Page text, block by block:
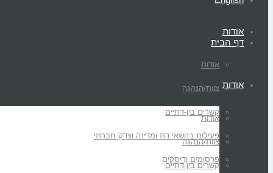
אודות
אודות
צוות/הנהגה
קשרים בין-דתיים
פעילות בנושאי דת ומדינה וצדק חברתי
פרסומים ודיסקים
דף הבית
אודות
אודות
צוות/הנהגה
קשרים בין-דתיים